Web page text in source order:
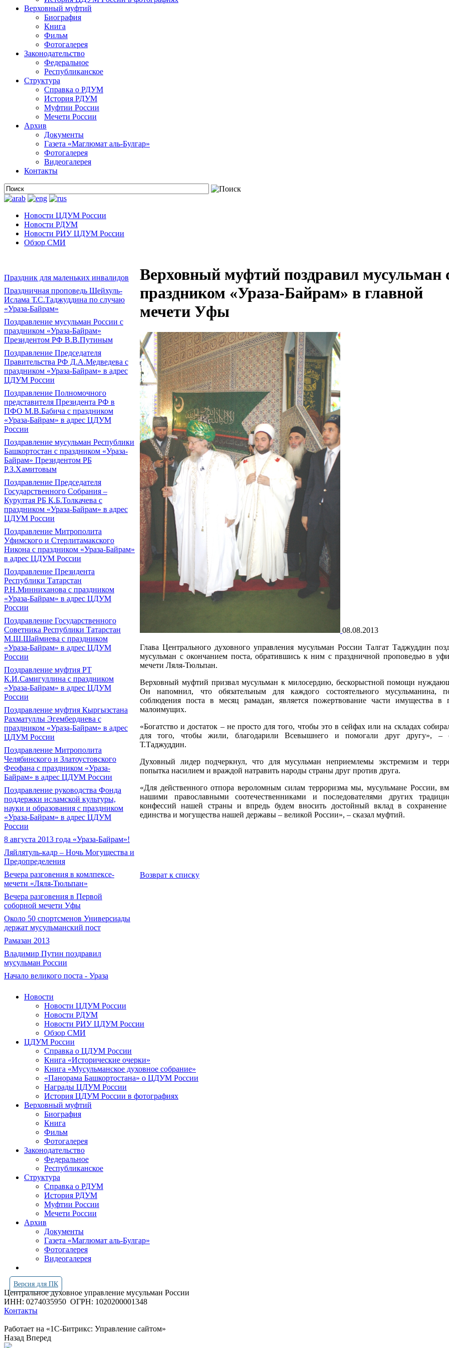
Верховный муфтий
Биография
Книга
Фильм
Фотогалерея
Законодательство
Федеральное
Республиканское
Структура
Справка о РДУМ
История РДУМ
Муфтии России
Мечети России
Архив
Документы
Газета «Маглюмат аль-Булгар»
Фотогалерея
Видеогалерея
Контакты
Новости ЦДУМ России
Новости РДУМ
Новости РИУ ЦДУМ России
Обзор СМИ
Праздник для маленьких инвалидов
Праздничная проповедь Шейхуль-
Ислама Т.С.Таджуддина по случаю
«Ураза-Байрам»
Поздравление мусульман России с
праздником «Ураза-Байрам»
Президентом РФ В.В.Путиным
Поздравление Председателя
Правительства РФ Д.А.Медведева с
праздником «Ураза-Байрам» в адрес
ЦДУМ России
Поздравление Полномочного
представителя Президента РФ в
ПФО М.В.Бабича с праздником
«Ураза-Байрам» в адрес ЦДУМ
России
Поздравление мусульман Республики
Башкортостан с праздником «Ураза-
Байрам» Президентом РБ
Р.З.Хамитовым
Поздравление Председателя
Государственного Собрания –
Курултая РБ К.Б.Толкачева с
праздником «Ураза-Байрам» в адрес
ЦДУМ России
Поздравление Митрополита
Уфимского и Стерлитамакского
Никона с праздником «Ураза-Байрам»
в адрес ЦДУМ России
Поздравление Президента
Республики Татарстан
Р.Н.Минниханова с праздником
«Ураза-Байрам» в адрес ЦДУМ
России
Поздравление Государственного
Советника Республики Татарстан
М.Ш.Шаймиева с праздником
«Ураза-Байрам» в адрес ЦДУМ
России
Поздравление муфтия РТ
К.И.Самигуллина с праздником
«Ураза-Байрам» в адрес ЦДУМ
России
Поздравление муфтия Кыргызстана
Рахматуллы Эгембердиева с
праздником «Ураза-Байрам» в адрес
ЦДУМ России
Поздравление Митрополита
Челябинского и Златоустовского
Феофана с праздником «Ураза-
Байрам» в адрес ЦДУМ России
Поздравление руководства Фонда
поддержки исламской культуры,
науки и образования с праздником
«Ураза-Байрам» в адрес ЦДУМ
России
8 августа 2013 года «Ураза-Байрам»!
Ляйлятуль-кадр – Ночь Могущества и
Предопределения
Вечера разговения в комлпексе-
мечети «Ляля-Тюльпан»
Вечера разговения в Первой
соборной мечети Уфы
Около 50 спортсменов Универсиады
держат мусульманский пост
Рамазан 2013
Владимир Путин поздравил
мусульман России
Начало великого поста - Ураза
Верховный муфтий поздравил мусульман
праздником «Ураза-Байрам» в главной
мечети Уфы
08.08.2013
Глава Центрального духовного управления мусульман России Талгат Таджуддин
мусульман с окончанием поста, обратившись к ним с праздничной проповедью в
мечети Ляля-Тюльпан.
Верховный муфтий призвал мусульман к милосердию, бескорыстной помощи
Он напомнил, что обязательным для каждого состоятельного мусульманина,
соблюдения поста в месяц рамадан, является пожертвование части имущества в
малоимущих.
«Богатство и достаток – не просто для того, чтобы это в сейфах или на складах
для того, чтобы жили, благодарили Всевышнего и помогали друг другу», –
Т.Таджуддин.
Духовный лидер подчеркнул, что для мусульман неприемлемы экстремизм и
попытка насилием и враждой натравить народы страны друг против друга.
«Для действенного отпора вероломным силам терроризма мы, мусульмане России,
нашими православными соотечественниками и последователями других
конфессий нашей страны и впредь будем вносить достойный вклад в
единства и могущества нашей державы – великой России», – сказал муфтий.
Возврат к списку
Новости
Новости ЦДУМ России
Новости РДУМ
Новости РИУ ЦДУМ России
Обзор СМИ
ЦДУМ России
Справка о ЦДУМ России
Книга «Исторические очерки»
Книга «Мусульманское духовное собрание»
«Панорама Башкортостана» о ЦДУМ России
Награды ЦДУМ России
История ЦДУМ России в фотографиях
Верховный муфтий
Биография
Книга
Фильм
Фотогалерея
Законодательство
Федеральное
Республиканское
Структура
Справка о РДУМ
История РДУМ
Муфтии России
Мечети России
Архив
Документы
Газета «Маглюмат аль-Булгар»
Фотогалерея
Видеогалерея
Версия для ПК
Центральное духовное управление мусульман России
ИНН: 0274035950 ОГРН: 1020200001348
Контакты
Работает на «1С-Битрикс: Управление сайтом»
Назад Вперед